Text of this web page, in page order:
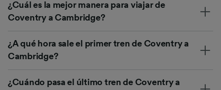
¿Cuál es la mejor manera para viajar de
Coventry a Cambridge?
¿A qué hora sale el primer tren de Coventry a
Cambridge?
¿Cuándo pasa el último tren de Coventry a